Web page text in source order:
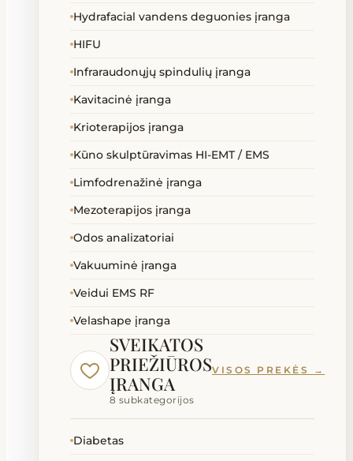
Reabilitacinės priemonės
Technika neįgaliems
Hydrafacial vandens deguonies įranga
HIFU
Infraraudonųjų spindulių įranga
Kavitacinė įranga
Krioterapijos įranga
Kūno skulptūravimas HI-EMT / EMS
Limfodrenažinė įranga
Mezoterapijos įranga
Odos analizatoriai
Vakuuminė įranga
Veidui EMS RF
Velashape įranga
SVEIKATOS
PRIEŽIŪROS
ĮRANGA
8 subkategorijos
VISOS PREKĖS →
Diabetas